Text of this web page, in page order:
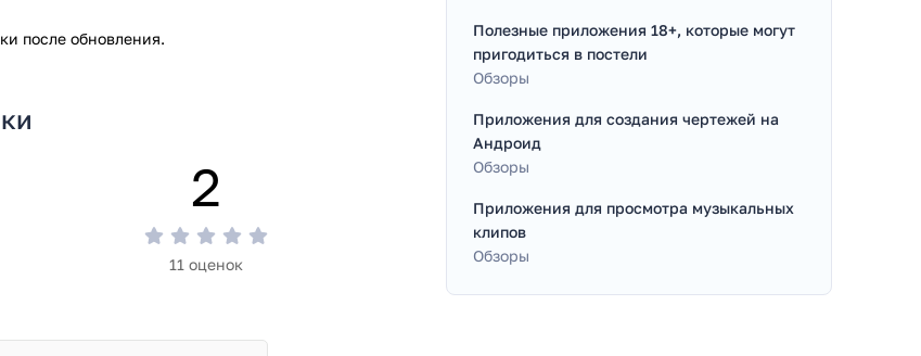
после обновления.
2
11 оценок
Полезные приложения 18+, которые могут
пригодиться в постели
Обзоры
Приложения для создания чертежей на
Андроид
Обзоры
Приложения для просмотра музыкальных
клипов
Обзоры